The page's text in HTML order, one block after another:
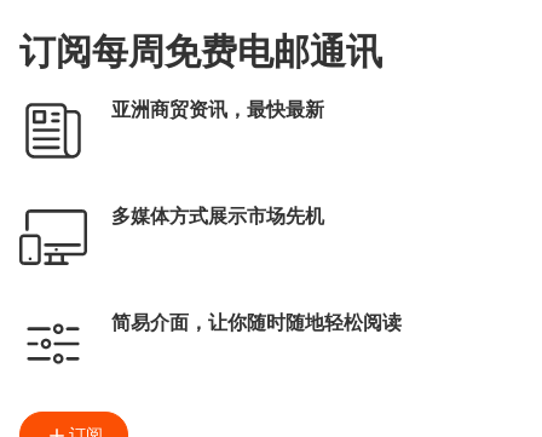
订阅每周免费电邮通讯
亚洲商贸资讯，最快最新
多媒体方式展示市场先机
简易介面，让你随时随地轻松阅读